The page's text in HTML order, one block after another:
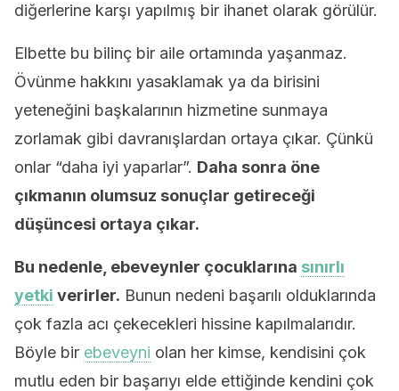
diğerlerine karşı yapılmış bir ihanet olarak görülür.
Elbette bu bilinç bir aile ortamında yaşanmaz.
Övünme hakkını yasaklamak ya da birisini
yeteneğini başkalarının hizmetine sunmaya
zorlamak gibi davranışlardan ortaya çıkar. Çünkü
onlar “daha iyi yaparlar”. Daha sonra öne
çıkmanın olumsuz sonuçlar getireceği
düşüncesi ortaya çıkar.
Bu nedenle, ebeveynler çocuklarına sınırlı
yetki verirler. Bunun nedeni başarılı olduklarında
çok fazla acı çekecekleri hissine kapılmalarıdır.
Böyle bir ebeveyni olan her kimse, kendisini çok
mutlu eden bir başarıyı elde ettiğinde kendini çok